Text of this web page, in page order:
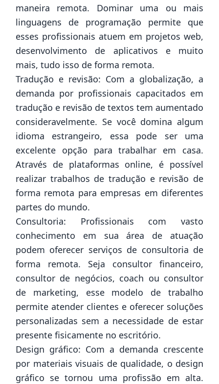
maneira remota. Dominar uma ou mais
linguagens de programação permite que
esses profissionais atuem em projetos web,
desenvolvimento de aplicativos e muito
mais, tudo isso de forma remota.
Tradução e revisão: Com a globalização, a
demanda por profissionais capacitados em
tradução e revisão de textos tem aumentado
consideravelmente. Se você domina algum
idioma estrangeiro, essa pode ser uma
excelente opção para trabalhar em casa.
Através de plataformas online, é possível
realizar trabalhos de tradução e revisão de
forma remota para empresas em diferentes
partes do mundo.
Consultoria: Profissionais com vasto
conhecimento em sua área de atuação
podem oferecer serviços de consultoria de
forma remota. Seja consultor financeiro,
consultor de negócios, coach ou consultor
de marketing, esse modelo de trabalho
permite atender clientes e oferecer soluções
personalizadas sem a necessidade de estar
presente fisicamente no escritório.
Design gráfico: Com a demanda crescente
por materiais visuais de qualidade, o design
gráfico se tornou uma profissão em alta.